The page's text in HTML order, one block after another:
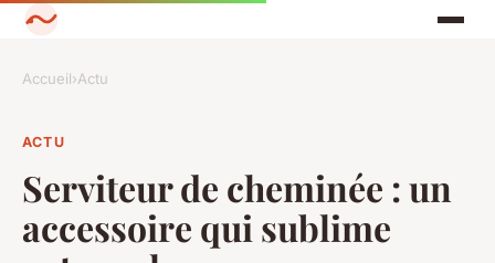
Accueil›Actu
ACTU
Serviteur de cheminée : un
accessoire qui sublime